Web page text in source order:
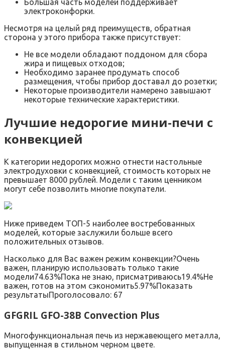
Большая часть моделей поддерживает
электроконфорки.
Несмотря на целый ряд преимуществ, обратная
сторона у этого прибора также присутствует:
Не все модели обладают поддоном для сбора
жира и пищевых отходов;
Необходимо заранее продумать способ
размещения, чтобы прибор доставал до розетки;
Некоторые производители намерено завышают
некоторые технические характеристики.
Лучшие недорогие мини-печи с
конвекцией
К категории недорогих можно отнести настольные
электродуховки с конвекцией, стоимость которых не
превышает 8000 рублей. Модели с таким ценником
могут себе позволить многие покупатели.
Ниже приведем ТОП-5 наиболее востребованных
моделей, которые заслужили больше всего
положительных отзывов.
Насколько для Вас важен режим конвекции?Очень
важен, планирую использовать только такие
модели74.63%Пока не знаю, присматриваюсь19.4%Не
важен, готов на этом сэкономить5.97%Показать
результатыПроголосовало: 67
GFGRIL GFO-38B Convection Plus
Многофункциональная печь из нержавеющего металла,
выпущенная в стильном черном цвете.